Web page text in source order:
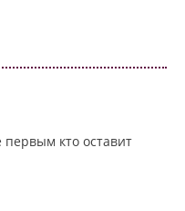
первым кто оставит